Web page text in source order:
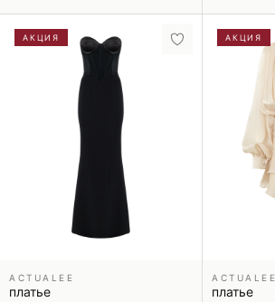
АКЦИЯ
ACTUALEE
платье
АКЦИЯ
ACTUALEE
платье